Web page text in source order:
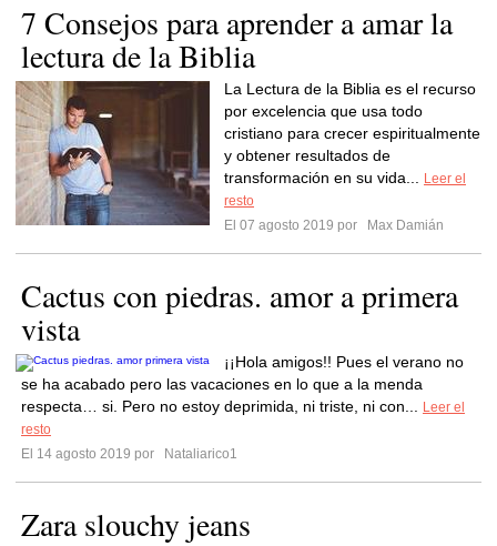
7 Consejos para aprender a amar la
lectura de la Biblia
La Lectura de la Biblia es el recurso
por excelencia que usa todo
cristiano para crecer espiritualmente
y obtener resultados de
transformación en su vida...
Leer el
resto
El 07 agosto 2019 por
Max Damián
Cactus con piedras. amor a primera
vista
¡¡Hola amigos!! Pues el verano no
se ha acabado pero las vacaciones en lo que a la menda
respecta… si. Pero no estoy deprimida, ni triste, ni con...
Leer el
resto
El 14 agosto 2019 por
Nataliarico1
Zara slouchy jeans